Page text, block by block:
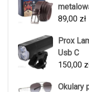
89,00 zł
Prox
Usb C
150,00
Okulary